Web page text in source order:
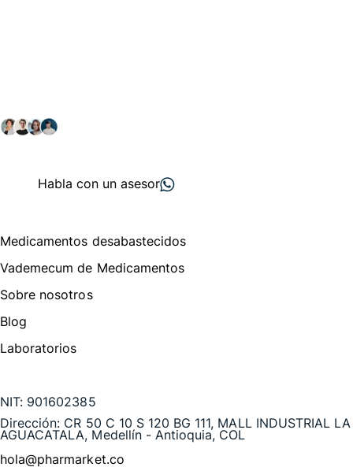
Habla con un asesor
Medicamentos desabastecidos
Vademecum de Medicamentos
Sobre nosotros
Blog
Laboratorios
NIT: 901602385
Dirección: CR 50 C 10 S 120 BG 111, MALL INDUSTRIAL LA
AGUACATALA, Medellín - Antioquia, COL
hola@pharmarket.co